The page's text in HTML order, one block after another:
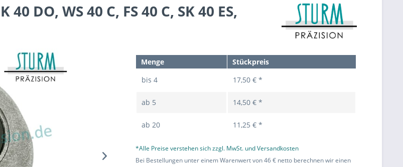
DO, WS 40 C, FS 40 C, SK 40 ES,
Menge
Stückpreis
bis4 17,50 € *
ab 5 14,50 € *
ab20 11,25 € *
*Alle Preise verstehen sich zzgl. MwSt. und Versandkosten
Bei Bestellungen unter einem Warenwert von 46 € netto berechnen wir einen